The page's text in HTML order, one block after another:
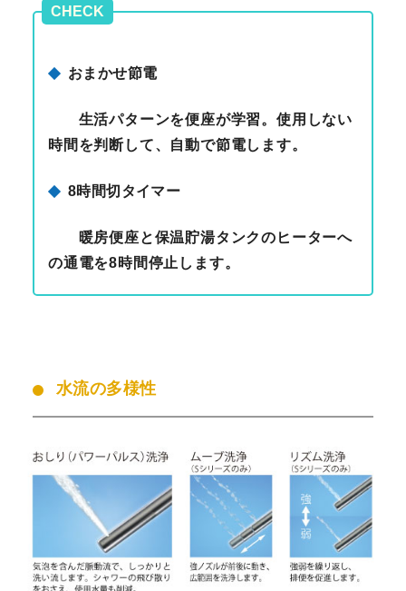
CHECK
おまかせ節電
生活パターンを便座が学習。使用しない
時間を判断して、自動で節電します。
8時間切タイマー
暖房便座と保温貯湯タンクのヒーターへ
の通電を8時間停止します。
水流の多様性